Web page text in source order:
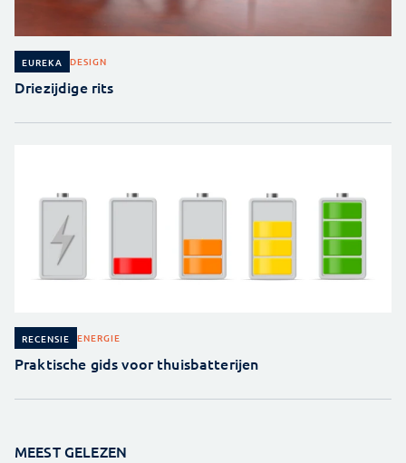
EUREKA DESIGN
Driezijdige rits
RECENSIE ENERGIE
Praktische gids voor thuisbatterijen
MEEST GELEZEN